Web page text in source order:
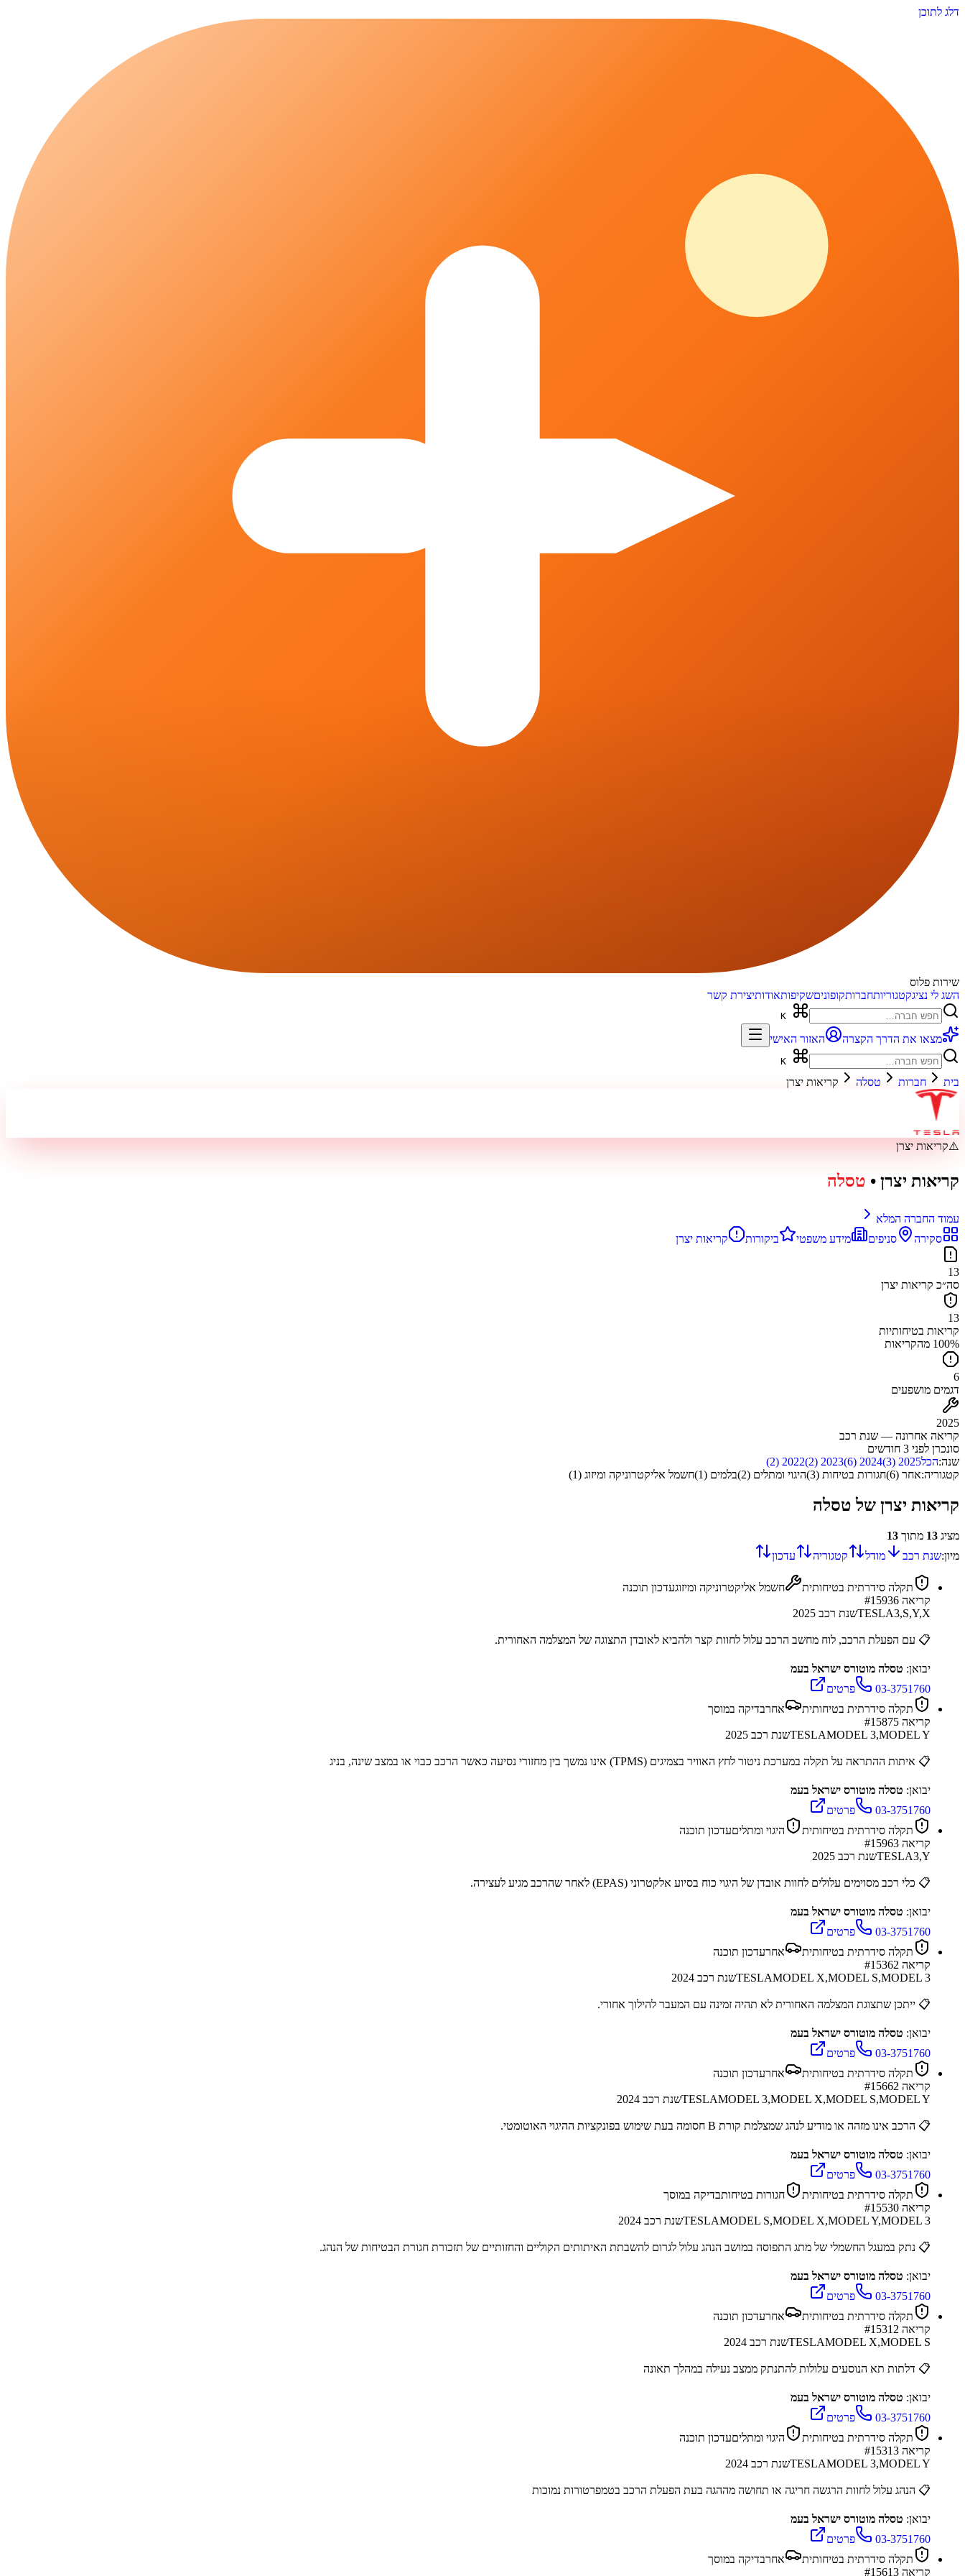
דלג לתוכן
שירות פלוס
השג לי נציגקטגוריותחברותקופוניםשקיפותאודותיצירת קשר
מצאו את הדרך הקצרה האזור האישי
בית חברות טסלה קריאות יצרן
⚠️קריאות יצרן
קריאות יצרן • טסלה
עמוד החברה המלא
סקירה
סניפים מידע משפטי ביקורות קריאות יצרן
13
סה״כ קריאות יצרן
13
קריאות בטיחותיות
100% מהקריאות
6
דגמים מושפעים
2025
קריאה אחרונה — שנת רכב
סונכרן לפני 3 חודשים
שנה:הכל2025
(
3
)
2024
(
6
)
2023
(
2
)
2022
(
2
)
קטגוריה:אחר (
6
)חגורות בטיחות (
3
)היגוי ומתלים (
2
)בלמים (
1
)חשמל אליקטרוניקה ומיזוג (
1
)
קריאות יצרן של טסלה
מציג 13 מתוך 13
מיון:שנת רכב מודל קטגוריה עדכון
תקלה סידרתית בטיחותית חשמל אליקטרוניקה ומיזוגעדכון תוכנה
קריאה # 15936
TESLA3,S,Y,X שנת רכב 2025
📋 עם הפעלת הרכב, לוח מחשב הרכב עלול לחוות קצר ולהביא לאובדן התצוגה של המצלמה האחורית.
יבואן: טסלה מוטורס ישראל בעמ
03-3751760
פרטים
תקלה סידרתית בטיחותית
אחרבדיקה במוסך
קריאה # 15875
TESLAMODEL 3,MODEL Y שנת רכב 2025
📋 איתות ההתראה על תקלה במערכת ניטור לחץ האוויר בצמיגים (TPMS) אינו נמשך בין מחזורי נסיעה כאשר הרכב כבוי או במצב שינה, בניג
יבואן: טסלה מוטורס ישראל בעמ
03-3751760
פרטים
תקלה סידרתית בטיחותית
היגוי ומתליםעדכון תוכנה
קריאה # 15963
TESLA3,Y שנת רכב 2025
📋 כלי רכב מסוימים עלולים לחוות אובדן של היגוי כוח בסיוע אלקטרוני (EPAS) לאחר שהרכב מגיע לעצירה.
יבואן: טסלה מוטורס ישראל בעמ
03-3751760
פרטים
תקלה סידרתית בטיחותית
אחרעדכון תוכנה
קריאה # 15362
TESLAMODEL X,MODEL S,MODEL 3 שנת רכב 2024
📋 ייתכן שתצוגת המצלמה האחורית לא תהיה זמינה עם המעבר להילוך אחורי.
יבואן: טסלה מוטורס ישראל בעמ
03-3751760
פרטים
תקלה סידרתית בטיחותית
אחרעדכון תוכנה
קריאה # 15662
TESLAMODEL 3,MODEL X,MODEL S,MODEL Y שנת רכב 2024
📋 הרכב אינו מזהה או מודיע לנהג שמצלמת קורת B חסומה בעת שימוש בפונקציות ההיגוי האוטומטי.
יבואן: טסלה מוטורס ישראל בעמ
03-3751760
פרטים
תקלה סידרתית בטיחותית
חגורות בטיחותבדיקה במוסך
קריאה # 15530
TESLAMODEL S,MODEL X,MODEL Y,MODEL 3 שנת רכב 2024
📋 נתק במעגל החשמלי של מתג התפוסה במושב הנהג עלול לגרום להשבתת האיתותים הקוליים והחזותיים של תזכורת חגורת הבטיחות של הנהג.
יבואן: טסלה מוטורס ישראל בעמ
03-3751760
פרטים
תקלה סידרתית בטיחותית
אחרעדכון תוכנה
קריאה # 15312
TESLAMODEL X,MODEL S שנת רכב 2024
📋 דלתות תא הנוסעים עלולות להתנתק ממצב נעילה במהלך תאונה
יבואן: טסלה מוטורס ישראל בעמ
03-3751760
פרטים
תקלה סידרתית בטיחותית
היגוי ומתליםעדכון תוכנה
קריאה # 15313
TESLAMODEL 3,MODEL Y שנת רכב 2024
📋 הנהג עלול לחוות הרגשה חריגה או תחושה מההגה בעת הפעלת הרכב בטמפרטורות נמוכות
יבואן: טסלה מוטורס ישראל בעמ
03-3751760
פרטים
תקלה סידרתית בטיחותית
אחרבדיקה במוסך
קריאה # 15613